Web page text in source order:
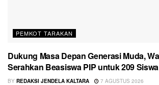
PEMKOT TARAKAN
Dukung Masa Depan Generasi Muda,
Serahkan Beasiswa PIP untuk 209
BY REDAKSI JENDELA KALTARA 7 AGUSTUS 2026